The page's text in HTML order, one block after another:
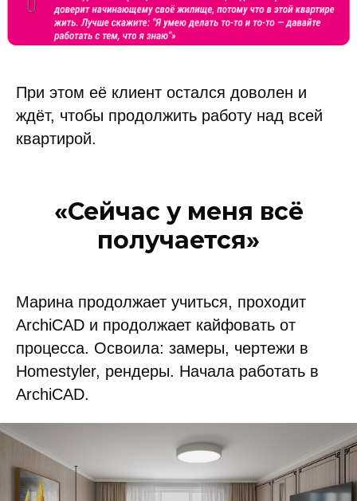
При этом её клиент остался доволен и
ждёт, чтобы продолжить работу над всей
квартирой.
«Сейчас у меня всё
получается»
Марина продолжает учиться, проходит
ArchiCAD и продолжает кайфовать от
процесса. Освоила: замеры, чертежи в
Homestyler, рендеры. Начала работать в
ArchiCAD.